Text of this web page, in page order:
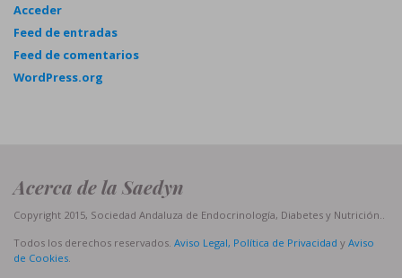
Acceder
Feed de entradas
Feed de comentarios
WordPress.org
Acerca de la Saedyn
Copyright 2015, Sociedad Andaluza de Endocrinología, Diabetes y Nutrición..
Todos los derechos reservados. Aviso Legal, Política de Privacidad y Aviso
de Cookies.